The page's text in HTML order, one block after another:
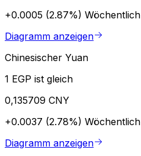
+0.0005 (2.87%) Wöchentlich
Diagramm anzeigen
Chinesischer Yuan
1 EGP ist gleich
0,135709 CNY
+0.0037 (2.78%) Wöchentlich
Diagramm anzeigen